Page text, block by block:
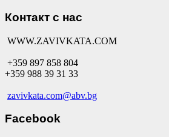
Контакт с нас
WWW.ZAVIVKATA.COM
+359 897 858 804
+359 988 39 31 33
zavivkata.com@abv.bg
Facebook